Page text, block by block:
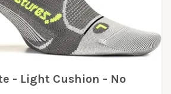
- Light Cushion - No